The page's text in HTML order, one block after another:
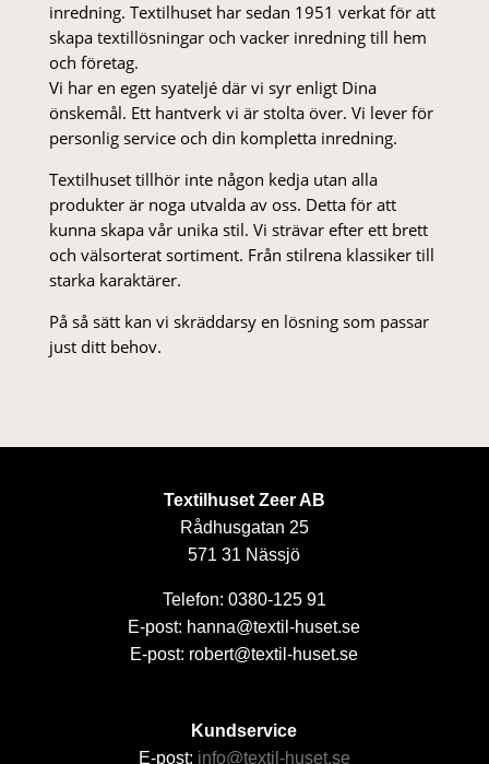
inredning. Textilhuset har sedan 1951 verkat för att
skapa textillösningar och vacker inredning till hem
och företag.
Vi har en egen syateljé där vi syr enligt Dina
önskemål. Ett hantverk vi är stolta över. Vi lever för
personlig service och din kompletta inredning.
Textilhuset tillhör inte någon kedja utan alla
produkter är noga utvalda av oss. Detta för att
kunna skapa vår unika stil. Vi strä­var efter ett brett
och välsorterat sor­ti­ment. Från stil­rena klas­siker till
starka karaktärer.
På så sätt kan vi skräddarsy en lösning som passar
just ditt behov.
Textilhuset Zeer AB
Rådhusgatan 25
571 31 Nässjö
Telefon: 0380-125 91
E-post: hanna@textil-huset.se
E-post: robert@textil-huset.se
Kundservice
E-post: info@textil-huset.se